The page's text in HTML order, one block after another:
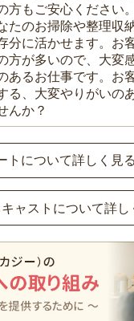
方もご安心ください。
たのお掃除や整理収
分に活かせます。お
方が多いので、大変
あるお仕事です。お
る、大変やりがいの
んか？
トについて詳しく見る
ャストについて詳し